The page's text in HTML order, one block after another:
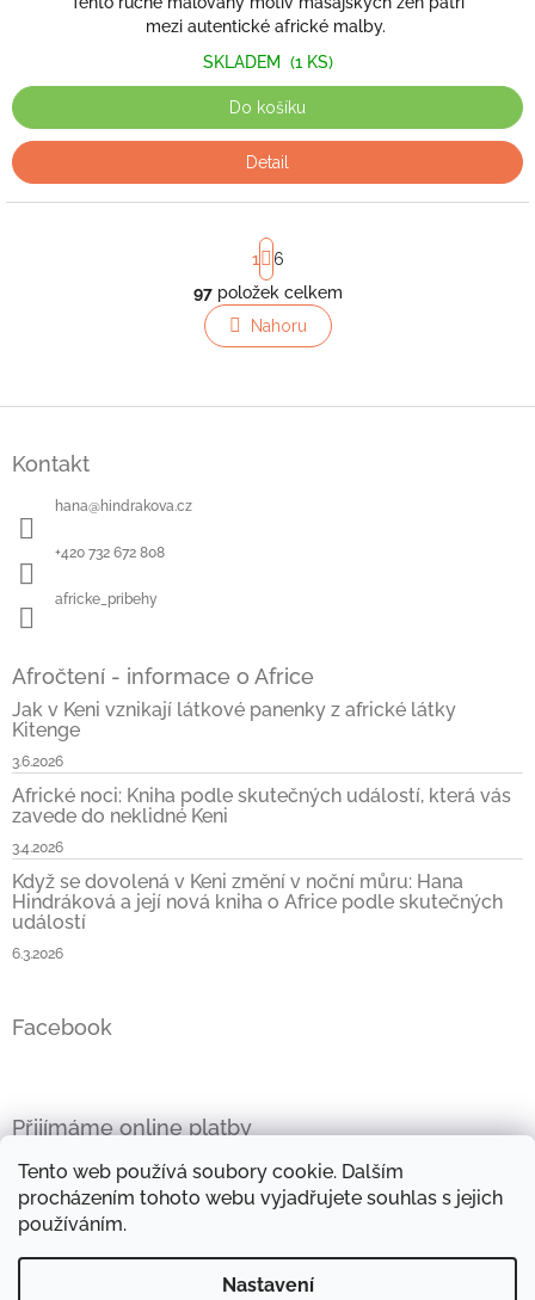
Tento web používá soubory cookie. Dalším
procházením tohoto webu vyjadřujete souhlas s jejich
používáním.
Nastavení
mezi autentické africké malby.
SKLADEM (1 KS)
Do košíku
Detail
O
v
l
a
i
s
u
S
t
r
á
n
k
á
1
6
97položek celkem
Nahoru
Kontakt
hana@hindrakova.cz
+420 732 672 808
africke_pribehy
Afročtení - informace o Africe
Jak v Keni vznikají látkové panenky z africké látky
Kitenge
3.6.2026
Africké noci: Kniha podle skutečných událostí, která vás
zavede do neklidné Keni
3.4.2026
Když se dovolená v Keni změní v noční můru: Hana
Hindráková a její nová kniha o Africe podle skutečných
událostí
6.3.2026
Facebook
Přijímáme online platby
Objevte kouzlo afrických látek